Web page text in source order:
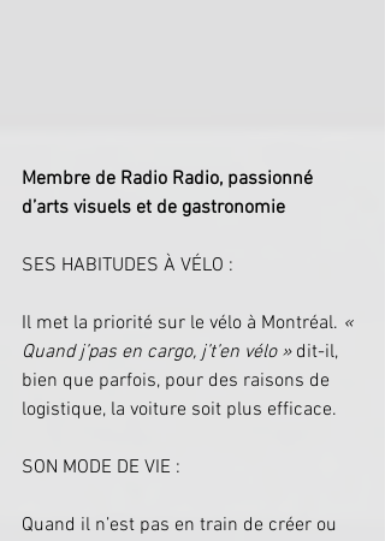
Membre de Radio Radio, passionné
d’arts visuels et de gastronomie
SES HABITUDES À VÉLO :
Il met la priorité sur le vélo à Montréal. «
Quand j’pas en cargo, j’t’en vélo » dit-il,
bien que parfois, pour des raisons de
logistique, la voiture soit plus efficace.
SON MODE DE VIE :
Quand il n’est pas en train de créer ou